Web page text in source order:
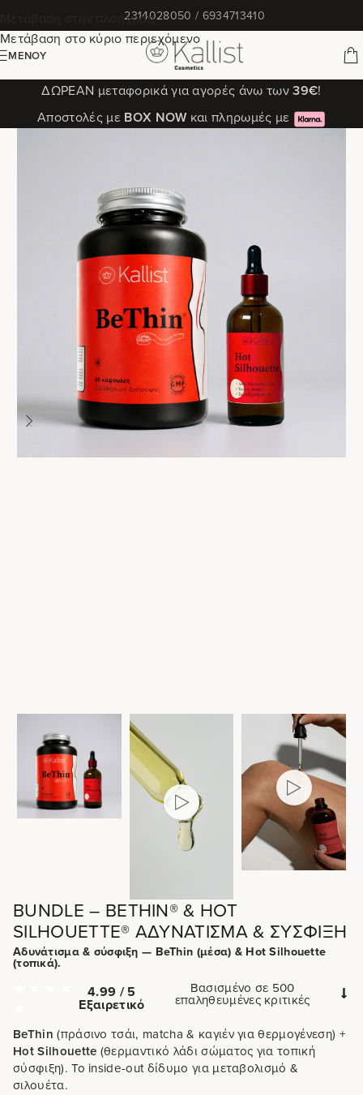
Μετάβαση στην πλοήγηση
Μετάβαση στο κύριο περιεχόμενο
✆2314028050 / 6934713410
ΜΕΝΟΎ
ΔΩΡΕΑΝ μεταφορικά για αγορές άνω των39€!
Αποστολές με ΒΟΧ ΝΟWκαι πληρωμές με
BUNDLE – BETHIN® & HOT
SILHOUETTE® ΑΔΥΝΆΤΙΣΜΑ & ΣΎΣΦΙΞΗ
Αδυνάτισμα & σύσφιξη — BeThin (μέσα) & Hot Silhouette
(τοπικά).
4.99 / 5
Εξαιρετικό
Βασισμένο σε 500
επαληθευμένες κριτικές
BeThin (πράσινο τσάι, matcha & καγιέν για θερμογένεση) +
Hot Silhouette (θερμαντικό λάδι σώματος για τοπική
σύσφιξη). Το inside-out δίδυμο για μεταβολισμό &
σιλουέτα.